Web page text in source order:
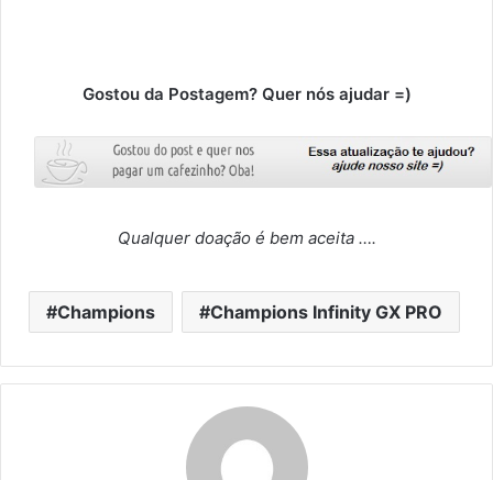
Gostou da Postagem? Quer nós ajudar =)
Qualquer doação é bem aceita ….
Champions Champions Infinity GX PRO